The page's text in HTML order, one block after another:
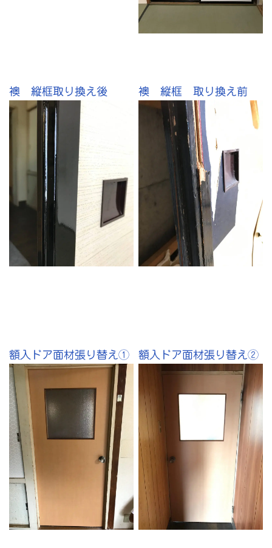
襖 縦框取り換え後 襖 縦框 取り換え前
額入ドア面材張り替え① 額入ドア面材張り替え②